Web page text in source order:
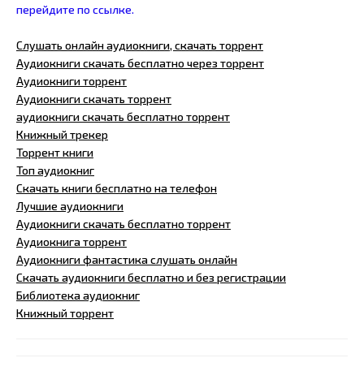
перейдите по ссылке.
Слушать онлайн аудиокниги, скачать торрент
Аудиокниги скачать бесплатно через торрент
Аудиокниги торрент
Аудиокниги скачать торрент
аудиокниги скачать бесплатно торрент
Книжный трекер
Торрент книги
Топ аудиокниг
Скачать книги бесплатно на телефон
Лучшие аудиокниги
Аудиокниги скачать бесплатно торрент
Аудиокнига торрент
Аудиокниги фантастика слушать онлайн
Скачать аудиокниги бесплатно и без регистрации
Библиотека аудиокниг
Книжный торрент